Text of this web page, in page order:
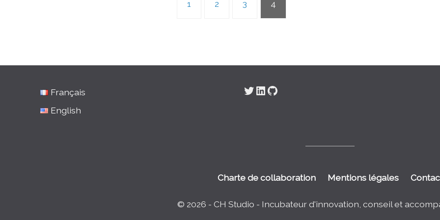
1 2 3 4
Français
English
Twitter
LinkedIn
GitHub
Charte de collaboration Mentions légales
© 2026 - CH Studio - Incubateur d'innovation, conseil et